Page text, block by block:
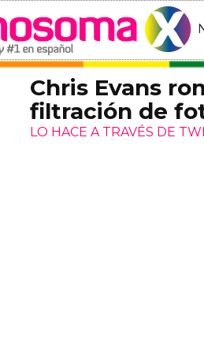
Chris Evans
filtración de
LO HACE A TRAVÉS DE